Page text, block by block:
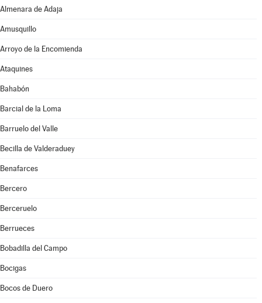
Almenara de Adaja
Amusquillo
Arroyo de la Encomienda
Ataquines
Bahabón
Barcial de la Loma
Barruelo del Valle
Becilla de Valderaduey
Benafarces
Bercero
Berceruelo
Berrueces
Bobadilla del Campo
Bocigas
Bocos de Duero